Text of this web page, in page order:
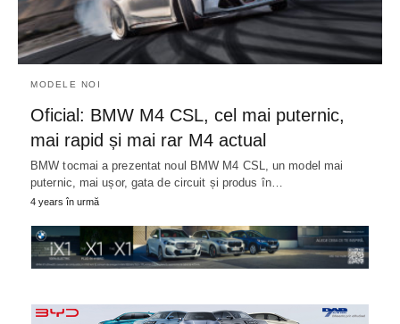
MODELE NOI
Oficial: BMW M4 CSL, cel mai puternic,
mai rapid și mai rar M4 actual
BMW tocmai a prezentat noul BMW M4 CSL, un model mai
puternic, mai ușor, gata de circuit și produs în…
4 years în urmă